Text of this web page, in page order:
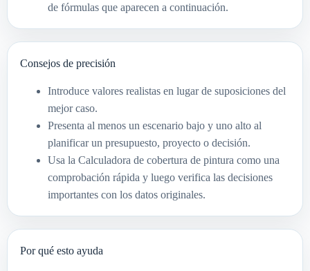
de fórmulas que aparecen a continuación.
Consejos de precisión
Introduce valores realistas en lugar de suposiciones del
mejor caso.
Presenta al menos un escenario bajo y uno alto al
planificar un presupuesto, proyecto o decisión.
Usa la Calculadora de cobertura de pintura como una
comprobación rápida y luego verifica las decisiones
importantes con los datos originales.
Por qué esto ayuda